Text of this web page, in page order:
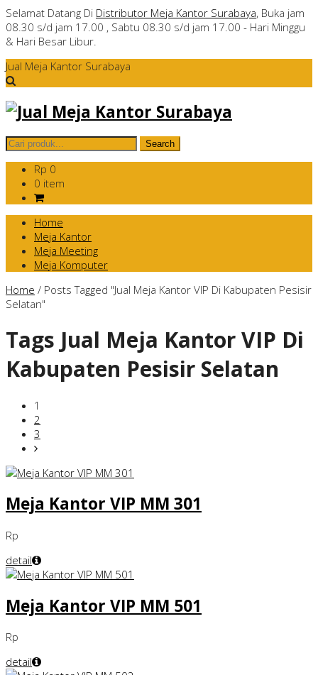
Selamat Datang Di Distributor Meja Kantor Surabaya, Buka jam
08.30 s/d jam 17.00 , Sabtu 08.30 s/d jam 17.00 - Hari Minggu
& Hari Besar Libur.
Jual Meja Kantor Surabaya
Rp 0
0 item
Home
Meja Kantor
Meja Meeting
Meja Komputer
Home / Posts Tagged "Jual Meja Kantor VIP Di Kabupaten Pesisir
Selatan"
Tags Jual Meja Kantor VIP Di
Kabupaten Pesisir Selatan
1
2
3
Meja Kantor VIP MM 301
Rp
detail
Meja Kantor VIP MM 501
Rp
detail